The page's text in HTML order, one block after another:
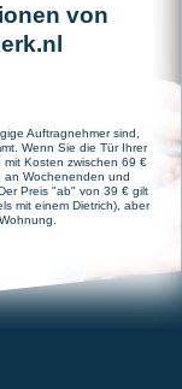
von
Auftragnehmer sind,
Wenn Sie die Tür Ihrer
Kosten zwischen 69 €
an Wochenenden und
Preis "ab" von 39 € gilt
mit einem Dietrich), aber